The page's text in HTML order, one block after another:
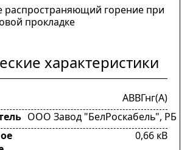
распространяющий горение при
прокладке
характеристики
АВВГнг(А)
ООО Завод "БелРоскабель", РБ
0,66 кВ